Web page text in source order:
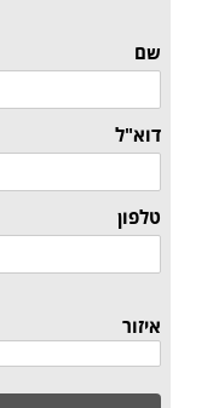
שם
דוא"ל
טלפון
איזור